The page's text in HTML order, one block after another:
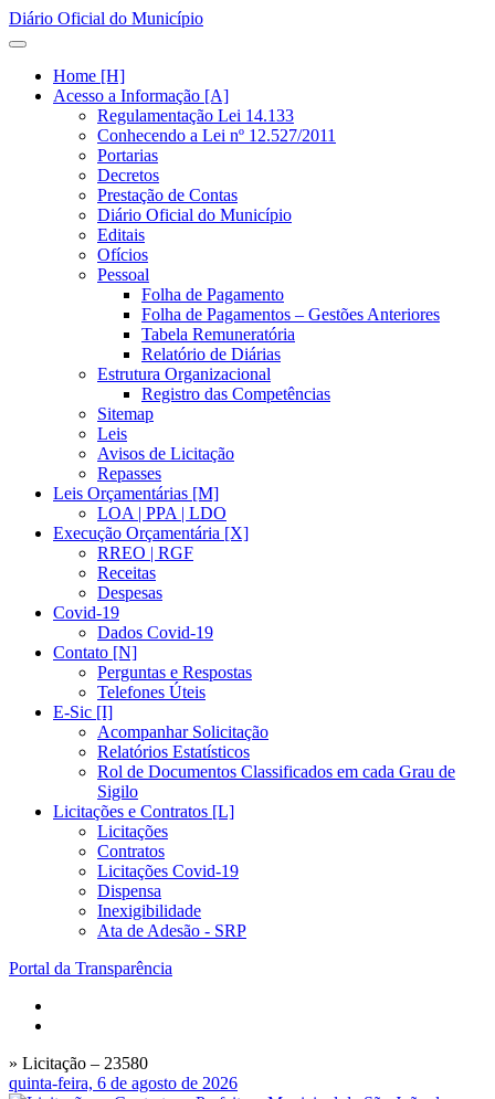
Diário Oficial do Município
Home [H]
Acesso a Informação [A]
Regulamentação Lei 14.133
Conhecendo a Lei nº 12.527/2011
Portarias
Decretos
Prestação de Contas
Diário Oficial do Município
Editais
Ofícios
Pessoal
Folha de Pagamento
Folha de Pagamentos – Gestões Anteriores
Tabela Remuneratória
Relatório de Diárias
Estrutura Organizacional
Registro das Competências
Sitemap
Leis
Avisos de Licitação
Repasses
Leis Orçamentárias [M]
LOA | PPA | LDO
Execução Orçamentária [X]
RREO | RGF
Receitas
Despesas
Covid-19
Dados Covid-19
Contato [N]
Perguntas e Respostas
Telefones Úteis
E-Sic [I]
Acompanhar Solicitação
Relatórios Estatísticos
Rol de Documentos Classificados em cada Grau de
Sigilo
Licitações e Contratos [L]
Licitações
Contratos
Licitações Covid-19
Dispensa
Inexigibilidade
Ata de Adesão - SRP
Portal da Transparência
» Licitação – 23580
quinta-feira, 6 de agosto de 2026